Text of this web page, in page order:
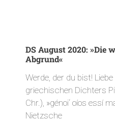
DS August 2020: »Die
Abgrund«
Werde, der du bist!
griechischen Dichters
Chr.), »génoi‘ oíos essí
Nietzsche